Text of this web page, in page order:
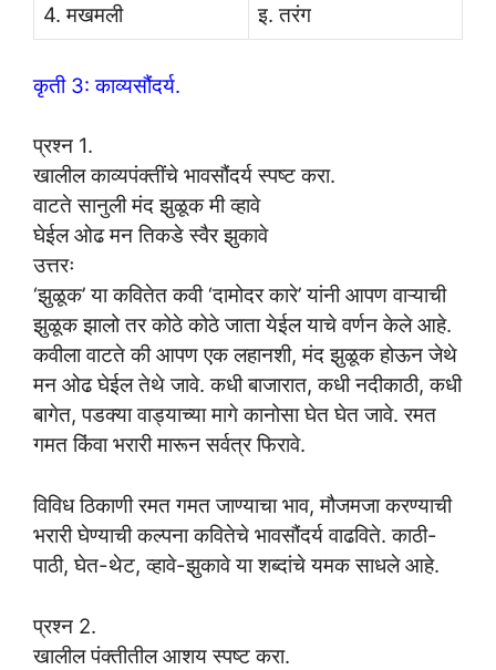
4. मखमली
इ. तरंग
कृती 3: काव्यसौंदर्य.
प्रश्न 1.
खालील काव्यपंक्तींचे भावसौंदर्य स्पष्ट करा.
वाटते सानुली मंद झुळूक मी व्हावे
घेईल ओढ मन तिकडे स्वैर झुकावे
उत्तरः
‘झुळूक’ या कवितेत कवी ‘दामोदर कारे’ यांनी आपण वाऱ्याची
झुळूक झालो तर कोठे कोठे जाता येईल याचे वर्णन केले आहे.
कवीला वाटते की आपण एक लहानशी, मंद झुळूक होऊन जेथे
मन ओढ घेईल तेथे जावे. कधी बाजारात, कधी नदीकाठी, कधी
बागेत, पडक्या वाड्याच्या मागे कानोसा घेत घेत जावे. रमत
गमत किंवा भरारी मारून सर्वत्र फिरावे.
विविध ठिकाणी रमत गमत जाण्याचा भाव, मौजमजा करण्याची
भरारी घेण्याची कल्पना कवितेचे भावसौंदर्य वाढविते. काठी-
पाठी, घेत-थेट, व्हावे-झुकावे या शब्दांचे यमक साधले आहे.
प्रश्न 2.
खालील पंक्तीतील आशय स्पष्ट करा.